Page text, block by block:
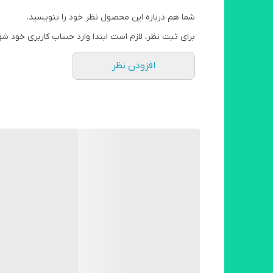
شما هم درباره این محصول نظر خود را بنویسید.
برای ثبت نظر، لازم است ابتدا وارد حساب کاربری خود
افزودن نظر